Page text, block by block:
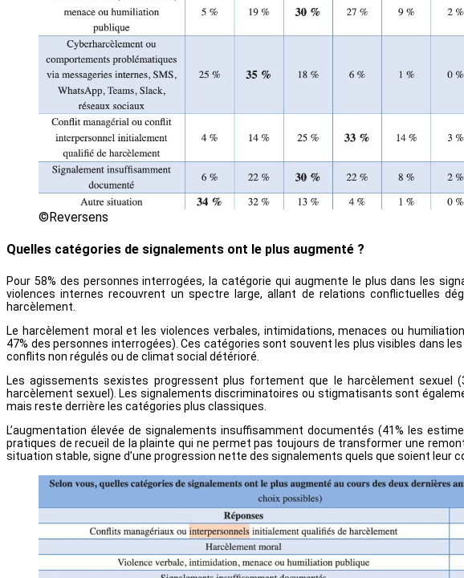
©Reversens
Quelles catégories de signalements ont le plus augmenté ?
Pour 58% des personnes interrogées, la catégorie qui augmente le plus dans les
violences internes recouvrent un spectre large, allant de relations conflictuelles
harcèlement.
Le harcèlement moral et les violences verbales, intimidations, menaces ou
47% des personnes interrogées). Ces catégories sont souvent les plus visibles dans
conflits non régulés ou de climat social détérioré.
Les agissements sexistes progressent plus fortement que le harcèlement sexuel
harcèlement sexuel). Les signalements discriminatoires ou stigmatisants sont
mais reste derrière les catégories plus classiques.
L’augmentation élevée de signalements insuffisamment documentés (41% les
pratiques de recueil de la plainte qui ne permet pas toujours de transformer une
situation stable, signe d’une progression nette des signalements quels que soient leur